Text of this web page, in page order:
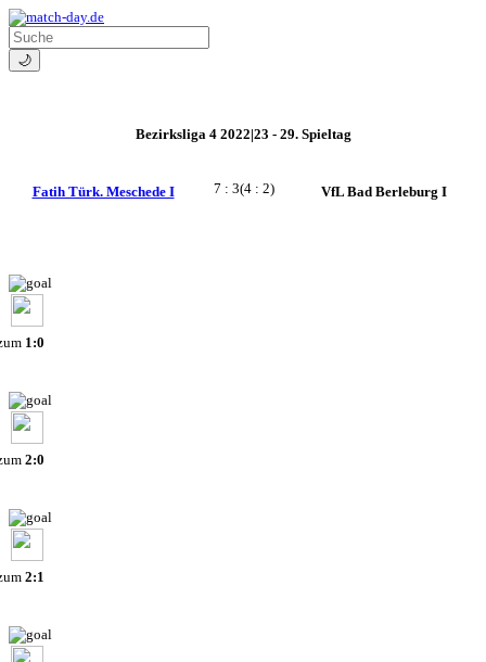
🌙
Bezirksliga 4 2022|23 - 29. Spieltag
Fatih Türk. Meschede I 7 : 3(4 : 2) VfL Bad Berleburg I
1:0
2:0
2:1